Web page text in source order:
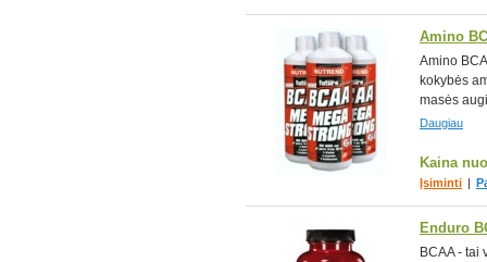
Amino
Amino
kokybės
masės
Daugiau
Kaina
Įsiminti |
Enduro
BCAA -